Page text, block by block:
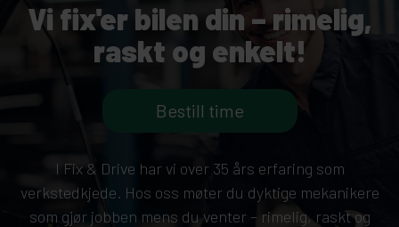
Vi fix'er bilen din – rimelig,
raskt og enkelt!
Bestill time
I Fix & Drive har vi over 35 års erfaring som
verkstedkjede. Hos oss møter du dyktige mekanikere
som gjør jobben mens du venter – rimelig, raskt og